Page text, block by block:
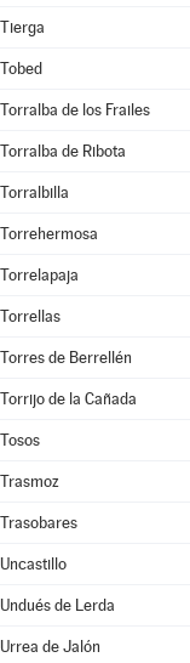
Tierga
Tobed
Torralba de los Frailes
Torralba de Ribota
Torralbilla
Torrehermosa
Torrelapaja
Torrellas
Torres de Berrellén
Torrijo de la Cañada
Tosos
Trasmoz
Trasobares
Uncastillo
Undués de Lerda
Urrea de Jalón